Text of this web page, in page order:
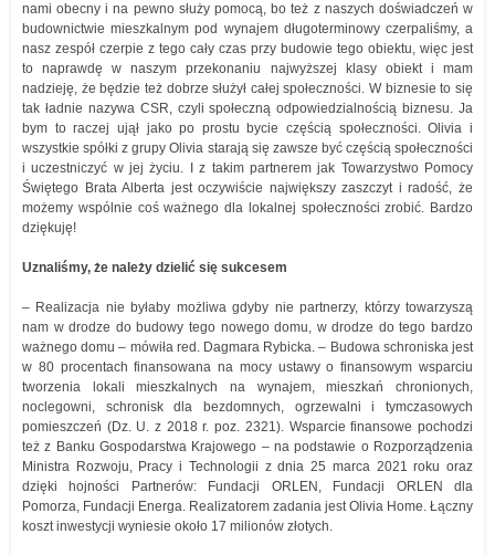
nami obecny i na pewno służy pomocą, bo też z naszych doświadczeń w
budownictwie mieszkalnym pod wynajem długoterminowy czerpaliśmy, a
nasz zespół czerpie z tego cały czas przy budowie tego obiektu, więc jest
to naprawdę w naszym przekonaniu najwyższej klasy obiekt i mam
nadzieję, że będzie też dobrze służył całej społeczności. W biznesie to się
tak ładnie nazywa CSR, czyli społeczną odpowiedzialnością biznesu. Ja
bym to raczej ujął jako po prostu bycie częścią społeczności. Olivia i
wszystkie spółki z grupy Olivia starają się zawsze być częścią społeczności
i uczestniczyć w jej życiu. I z takim partnerem jak Towarzystwo Pomocy
Świętego Brata Alberta jest oczywiście największy zaszczyt i radość, że
możemy wspólnie coś ważnego dla lokalnej społeczności zrobić. Bardzo
dziękuję!
Uznaliśmy, że należy dzielić się sukcesem
– Realizacja nie byłaby możliwa gdyby nie partnerzy, którzy towarzyszą
nam w drodze do budowy tego nowego domu, w drodze do tego bardzo
ważnego domu – mówiła red. Dagmara Rybicka. – Budowa schroniska jest
w 80 procentach finansowana na mocy ustawy o finansowym wsparciu
tworzenia lokali mieszkalnych na wynajem, mieszkań chronionych,
noclegowni, schronisk dla bezdomnych, ogrzewalni i tymczasowych
pomieszczeń (Dz. U. z 2018 r. poz. 2321). Wsparcie finansowe pochodzi
też z Banku Gospodarstwa Krajowego – na podstawie o Rozporządzenia
Ministra Rozwoju, Pracy i Technologii z dnia 25 marca 2021 roku oraz
dzięki hojności Partnerów: Fundacji ORLEN, Fundacji ORLEN dla
Pomorza, Fundacji Energa. Realizatorem zadania jest Olivia Home. Łączny
koszt inwestycji wyniesie około 17 milionów złotych.